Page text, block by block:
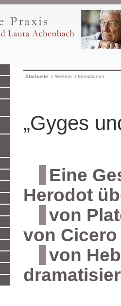
Startseite » Weitere Informationen
„Gyges
Eine
Herodot
von
von
von